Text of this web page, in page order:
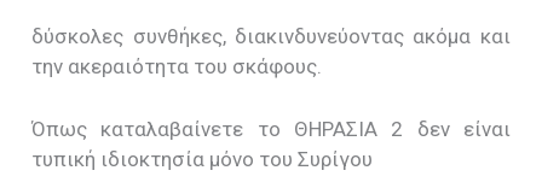
δύσκολες συνθήκες, διακινδυνεύοντας ακόμα και
την ακεραιότητα του σκάφους.
Όπως καταλαβαίνετε το ΘΗΡΑΣΙΑ 2 δεν είναι
τυπική ιδιοκτησία μόνο του Συρίγου